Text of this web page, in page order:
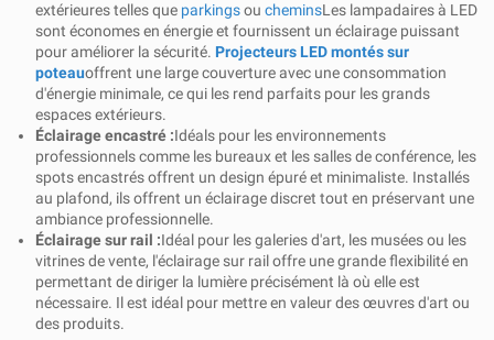
extérieures telles que parkingsou cheminsLes lampadaires à LED
sont économes en énergie et fournissent un éclairage puissant
pour améliorer la sécurité. Projecteurs LED montés sur
poteauoffrent une large couverture avec une consommation
d'énergie minimale, ce qui les rend parfaits pour les grands
espaces extérieurs.
Éclairage encastré :Idéals pour les environnements
professionnels comme les bureaux et les salles de conférence, les
spots encastrés offrent un design épuré et minimaliste. Installés
au plafond, ils offrent un éclairage discret tout en préservant une
ambiance professionnelle.
Éclairage sur rail :Idéal pour les galeries d'art, les musées ou les
vitrines de vente, l'éclairage sur rail offre une grande flexibilité en
permettant de diriger la lumière précisément là où elle est
nécessaire. Il est idéal pour mettre en valeur des œuvres d'art ou
des produits.